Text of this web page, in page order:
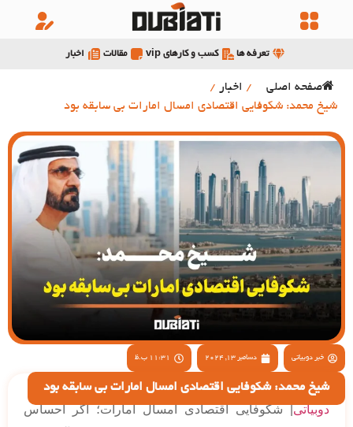
تعرفه ها کسب و کارهای vip مقالات اخبار
صفحه اصلی / اخبار /
شیخ محمد: شکوفایی اقتصادی امسال امارات بی سابقه بود
خبر دوبیاتی دسامبر 13, 2024 11:31 ب.ظ
شیخ محمد: شکوفایی اقتصادی امسال امارات بی سابقه بود
دوبیاتی| شکوفایی اقتصادی امسال امارات؛ اگر احساس